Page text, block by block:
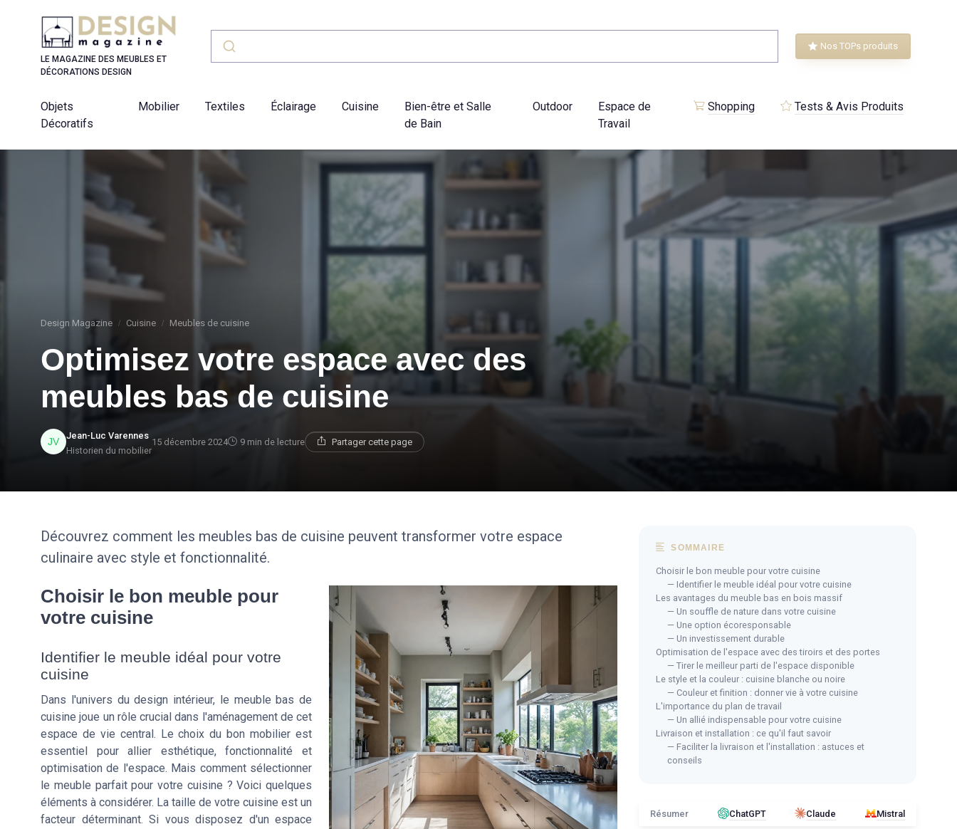
LE MAGAZINE DES MEUBLES ET
DÉCORATIONS DESIGN
Nos TOPs produits
Objets
Décoratifs
Mobilier Textiles Éclairage Cuisine
Bien-être et Salle
de Bain
Outdoor
Espace de
Travail
Shopping Tests & Avis Produits
Design Magazine Cuisine Meubles de cuisine
Optimisez votre espace avec des
meubles bas de cuisine
Jean-Luc Varennes
Historien du mobilier
15 décembre 2024 9 min de lecture Partager cette page
Découvrez comment les meubles bas de cuisine peuvent transformer votre espace
culinaire avec style et fonctionnalité.
Choisir le bon meuble pour
votre cuisine
Identifier le meuble idéal pour votre
cuisine
Dans l'univers du design intérieur, le meuble bas de
cuisine joue un rôle crucial dans l'aménagement de cet
espace de vie central. Le choix du bon mobilier est
essentiel pour allier esthétique, fonctionnalité et
optimisation de l'espace. Mais comment sélectionner
le meuble parfait pour votre cuisine ? Voici quelques
éléments à considérer. La taille de votre cuisine est un
facteur déterminant. Si vous disposez d'un espace
SOMMAIRE
Choisir le bon meuble pour votre cuisine
— Identifier le meuble idéal pour votre cuisine
Les avantages du meuble bas en bois massif
— Un souffle de nature dans votre cuisine
— Une option écoresponsable
— Un investissement durable
Optimisation de l'espace avec des tiroirs et des portes
— Tirer le meilleur parti de l'espace disponible
Le style et la couleur : cuisine blanche ou noire
— Couleur et finition : donner vie à votre cuisine
L'importance du plan de travail
— Un allié indispensable pour votre cuisine
Livraison et installation : ce qu'il faut savoir
— Faciliter la livraison et l'installation : astuces et
conseils
Résumer ChatGPT Claude Mistral